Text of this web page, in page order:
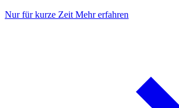
Nur für kurze Zeit Mehr erfahren